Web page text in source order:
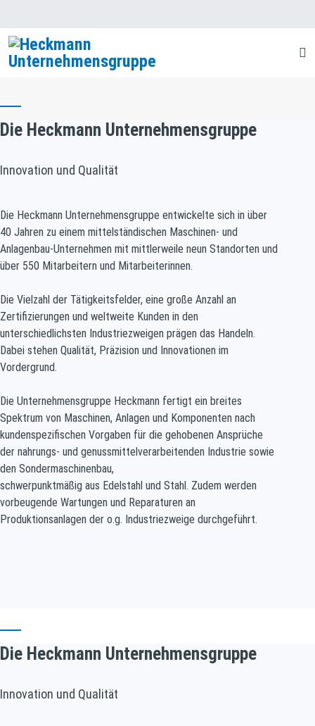
Die Heckmann Unternehmensgruppe
Innovation und Qualität
Die Heckmann Unternehmensgruppe entwickelte sich in über
40 Jahren zu einem mittelständischen Maschinen- und
Anlagenbau-Unternehmen mit mittlerweile neun Standorten und
über 550 Mitarbeitern und Mitarbeiterinnen.
Die Vielzahl der Tätigkeitsfelder, eine große Anzahl an
Zertifizierungen und weltweite Kunden in den
unterschiedlichsten Industriezweigen prägen das Handeln.
Dabei stehen Qualität, Präzision und Innovationen im
Vordergrund.
Die Unternehmensgruppe Heckmann fertigt ein breites
Spektrum von Maschinen, Anlagen und Komponenten nach
kundenspezifischen Vorgaben für die gehobenen Ansprüche
der nahrungs- und genussmittelverarbeitenden Industrie sowie
den Sondermaschinenbau,
schwerpunktmäßig aus Edelstahl und Stahl. Zudem werden
vorbeugende Wartungen und Reparaturen an
Produktionsanlagen der o.g. Industriezweige durchgeführt.
Die Heckmann Unternehmensgruppe
Innovation und Qualität